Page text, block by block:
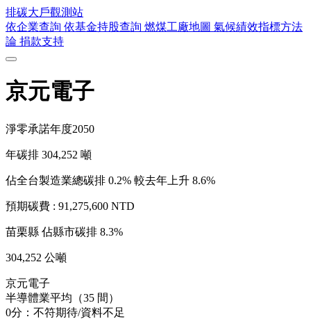
排碳大戶觀測站
依企業查詢 依基金持股查詢 燃煤工廠地圖 氣候績效指標方法
論 捐款支持
京元電子
淨零承諾年度2050
年碳排 304,252 噸
佔全台製造業總碳排 0.2% 較去年上升 8.6%
預期碳費 : 91,275,600 NTD
苗栗縣 佔縣市碳排 8.3%
304,252 公噸
京元電子
半導體業平均（35 間）
0分：不符期待/資料不足